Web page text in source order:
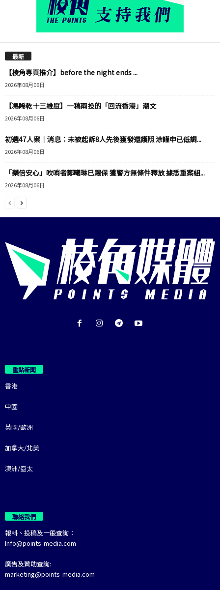
最新
【棱角專頁推介】before the night ends ...
2026年08月06日
【馮睎乾十三維度】一稿兩投的「回流香港」潮文
2026年08月06日
初選47人案｜消息：未被起訴8人先後獲發還護照 涂謹申已低調...
2026年08月06日
「藥倍安心」吹哨者鄭曦琳已踢保 獲警方無條件釋放 據悉重案組...
2026年08月06日
重點新聞
香港
中國
英國/歐洲
加拿大/北美
澳洲/亞太
聯絡我們
報料、投稿及一般查詢：
Info@points-media.com
廣告及贊助查詢:
marketing@points-media.com